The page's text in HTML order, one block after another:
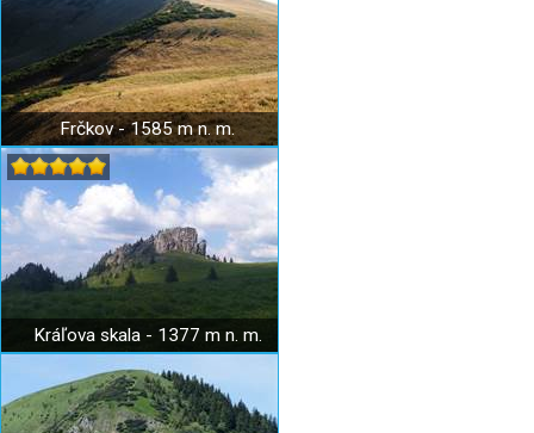
Frčkov - 1585 m n. m.
Kráľova skala - 1377 m n. m.